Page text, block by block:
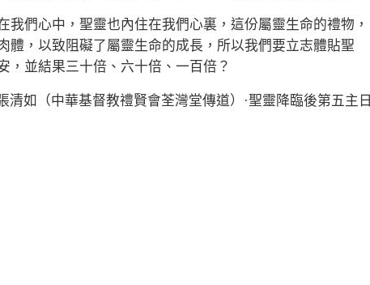
們心中，聖靈也內住在我們心裏，這份屬靈生命的禮物，
體，以致阻礙了屬靈生命的成長，所以我們要立志體貼聖
，並結果三十倍、六十倍、一百倍？
清如（中華基督教禮賢會荃灣堂傳道）·聖靈降臨後第五主日